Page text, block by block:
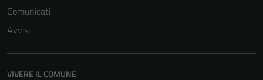
Comunicati
Avvisi
VIVERE IL COMUNE